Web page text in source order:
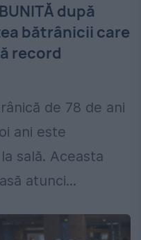
după
bătrânicii care
record
de 78 de ani
ani este
sală. Aceasta
atunci...